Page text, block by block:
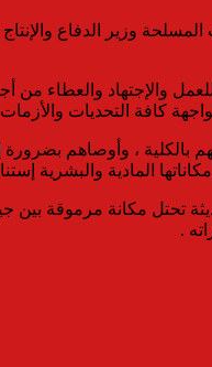
وزير الدفاع
والإجتهاد والعطاء من
كافة التحديات
بالكلية ، وأوصاهم
المادية والبشرية
مكانة مرموقة بين
.